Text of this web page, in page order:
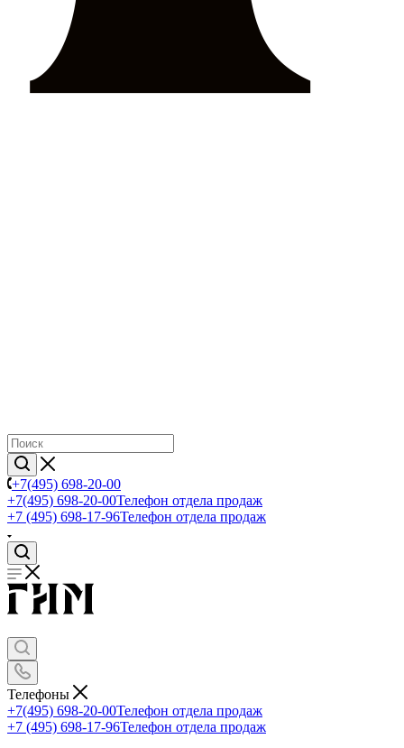
+7(495) 698-20-00
+7(495) 698-20-00Телефон отдела продаж
+7 (495) 698-17-96Телефон отдела продаж
Телефоны
+7(495) 698-20-00Телефон отдела продаж
+7 (495) 698-17-96Телефон отдела продаж